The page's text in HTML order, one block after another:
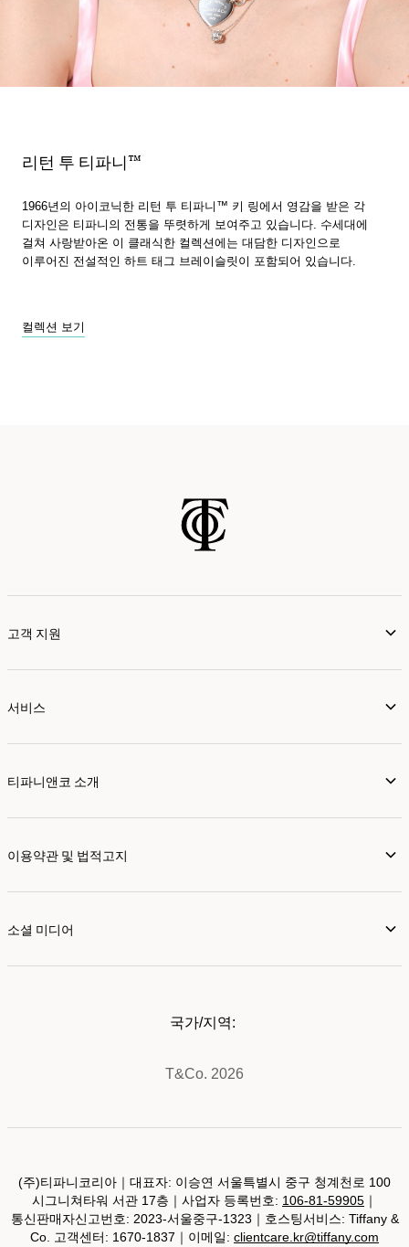
리턴 투 티파니™
1966년의 아이코닉한 리턴 투 티파니™ 키 링에서 영감을 받은 각
디자인은 티파니의 전통을 뚜렷하게 보여주고 있습니다. 수세대에
걸쳐 사랑받아온 이 클래식한 컬렉션에는 대담한 디자인으로
이루어진 전설적인 하트 태그 브레이슬릿이 포함되어 있습니다.
컬렉션 보기
고객 지원
서비스
티파니앤코 소개
이용약관 및 법적고지
소셜 미디어
T&Co. 2026
국가/지역:
(주)티파니코리아｜대표자: 이승연 서울특별시 중구 청계천로 100
시그니쳐타워 서관 17층｜사업자 등록번호: 106-81-59905 ｜
통신판매자신고번호: 2023-서울중구-1323｜호스팅서비스: Tiffany &
Co. 고객센터: 1670-1837｜이메일: clientcare.kr@tiffany.com